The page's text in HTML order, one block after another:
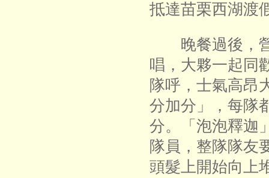
抵達苗栗西湖渡
晚餐過後，營
唱，大夥一起同
隊呼，士氣高昂
分加分」，每隊
分。「泡泡釋迦
隊員，整隊隊友
頭髮上開始向上